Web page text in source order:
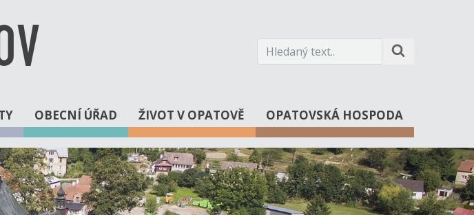
OBECNÍ ÚŘAD ŽIVOT V OPATOVĚ OPATOVSKÁ HOSPODA